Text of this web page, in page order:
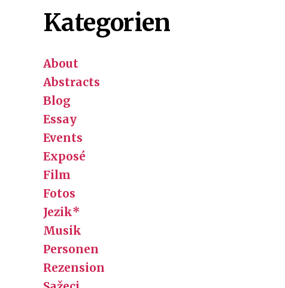
Kategorien
About
Abstracts
Blog
Essay
Events
Exposé
Film
Fotos
Jezik*
Musik
Personen
Rezension